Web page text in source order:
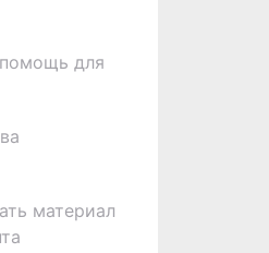
для
материал